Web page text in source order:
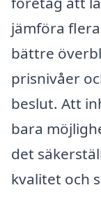
jämföra
bättre
prisnivåer
beslut. Att
bara
det
kvalitet och